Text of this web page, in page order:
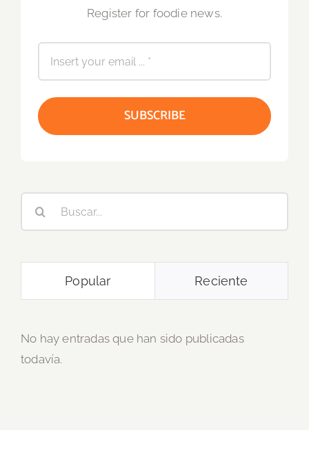
Register for foodie news.
SUBSCRIBE
Popular Reciente
No hay entradas que han sido publicadas
todavía.